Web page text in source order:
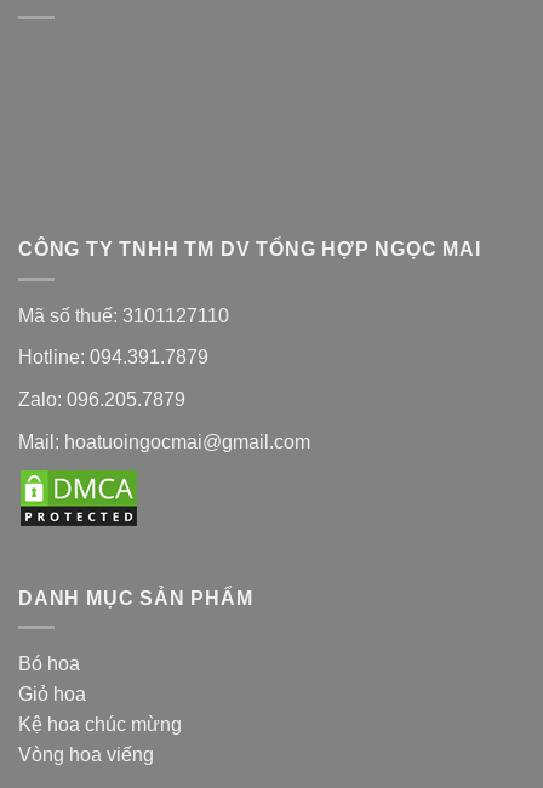
CÔNG TY TNHH TM DV TỔNG HỢP NGỌC MAI
Mã số thuế: 3101127110
Hotline: 094.391.7879
Zalo: 096.205.7879
Mail: hoatuoingocmai@gmail.com
DANH MỤC SẢN PHẨM
Bó hoa
Giỏ hoa
Kệ hoa chúc mừng
Vòng hoa viếng